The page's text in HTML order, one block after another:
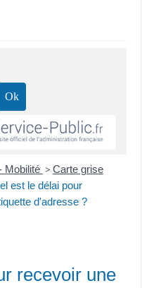
Mobilité > Carte grise
est le délai pour
d'adresse ?
recevoir une